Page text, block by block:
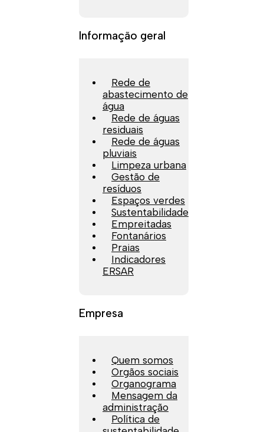
Informação geral
Rede de
abastecimento de
água
Rede de águas
residuais
Rede de águas
pluviais
Limpeza urbana
Gestão de
resíduos
Espaços verdes
Sustentabilidade
Empreitadas
Fontanários
Praias
Indicadores
ERSAR
Empresa
Quem somos
Orgãos sociais
Organograma
Mensagem da
administração
Política de